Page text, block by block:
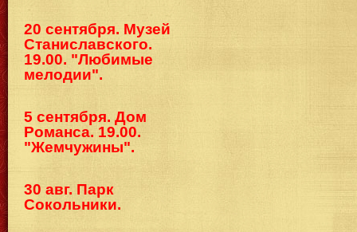
20 сентября. Музей
Станиславского.
19.00. "Любимые
мелодии".
5 сентября. Дом
Романса. 19.00.
"Жемчужины".
30 авг. Парк
Сокольники.